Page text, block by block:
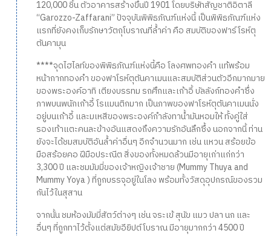
120,000 ชิ้น ตัวอาคารสร้างขึ้นปี 1901 โดยบริษัทสัญชาติอิตาลี
“Garozzo-Zaffarani” ปัจจุบันพิพิธภัณฑ์แห่งนี้ เป็นพิพิธภัณฑ์แห่ง
แรกที่ยังคงเก็บรักษาวัตถุโบราณที่ล้ำค่า คือ สมบัติของฟาร์โรห์ตุ
ตันคามุน
****จุดไฮไลท์ของพิพิธภัณฑ์แห่งนี้คือ โลงศพทองคำ แท้พร้อม
หน้ากากทองคำ ของฟาโรห์ตุตันคาเมนและสมบัติส่วนตัวอีกมากมาย
ของพระองค์อาทิ เตียงบรรทม รถศึกและเก้าอี้ บัลลังก์ทองคำซึ่ง
ภาพบนพนักเก้าอี้ โรแมนติกมาก เป็นภาพของฟาโรห์ตุตันคาเมนนั่ง
อยู่บนเก้าอี้ และมเหสีของพระองค์กำลังทาน้ำมันหอมให้ ทั้งคู่ใส่
รองเท้าแตะคนละข้างอันแสดงถึงความรักอันลึกซึ้ง นอกจากนี้ ท่าน
ยังจะได้ชมสมบัติอันล้ำค่าอื่นๆ อีกจำนวนมาก เช่น แหวน สร้อยข้อ
มือสร้อยคอ ฝีมือประณีต สิ่งของทั้งหมดล้วนมีอายุเก่าแก่กว่า
3,300 ปี และชมมัมมี่ของเจ้าหญิงเจ้าชาย (Mummy Thuya and
Mummy Yoya ) ที่ถูกบรรจุอยู่ในโลง พร้อมทั้งวัสดุอุปกรณ์ของรวม
กันไว้ในสุสาน
จากนั้น ชมห้องมัมมี่สัตว์ต่างๆ เช่น จระเข้ สุนัข แมว ปลา นก และ
อื่นๆ ที่ถูกทาไว้ตั้งแต่สมัยอียิปต์โบราณ มีอายุมากกว่า 4500 ปี